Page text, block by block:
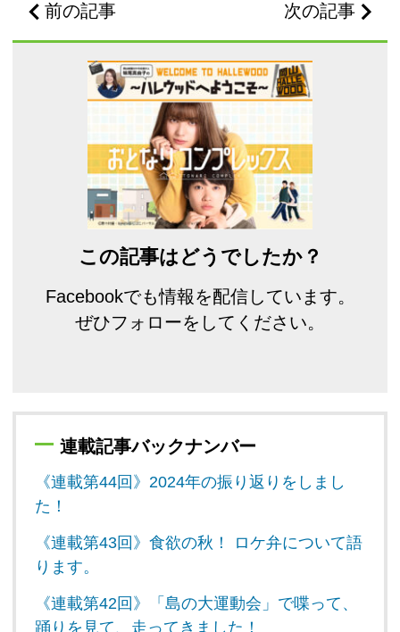
前の記事 次の記事
この記事はどうでしたか？
Facebookでも情報を配信しています。
ぜひフォローをしてください。
連載記事バックナンバー
《連載第44回》2024年の振り返りをしまし
た！
《連載第43回》食欲の秋！ ロケ弁について語
ります。
《連載第42回》「島の大運動会」で喋って、
踊りを見て、走ってきました！